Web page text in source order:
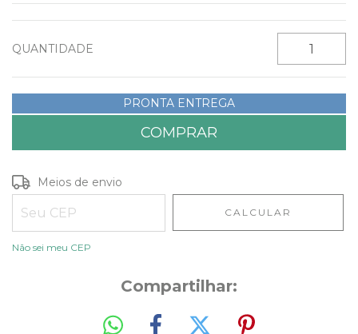
QUANTIDADE
PRONTA ENTREGA
Entregas para o CEP:
Meios de envio
CALCULAR
Não sei meu CEP
Compartilhar: